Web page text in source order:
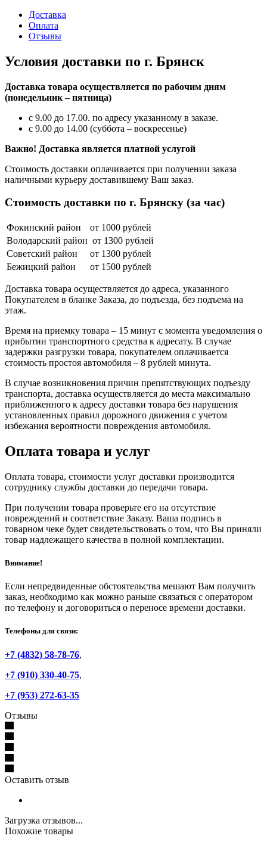
Доставка
Оплата
Отзывы
Условия доставки по г. Брянск
Доставка товара осуществляется по рабочим дням
(понедельник – пятница)
с 9.00 до 17.00. по адресу указанному в заказе.
с 9.00 до 14.00 (суббота – воскресенье)
Важно! Доставка является платной услугой
Стоимость доставки оплачивается при получении заказа
наличными курьеру доставившему Ваш заказ.
Стоимость доставки по г. Брянску (за час)
Фокинский район
от 1000 рублей
Володарский район от 1300 рублей
Советский район
от 1300 рублей
Бежицкий район
от 1500 рублей
Доставка товара осуществляется до адреса, указанного
Покупателем в бланке Заказа, до подъезда, без подъема на
этаж.
Время на приемку товара – 15 минут с момента уведомления о
прибытии транспортного средства к адресату. В случае
задержки разгрузки товара, покупателем оплачивается
стоимость простоя автомобиля – 8 рублей минута.
В случае возникновения причин препятствующих подъезду
транспорта, доставка осуществляется до места максимально
приближенного к адресу доставки товара без нарушения
установленных правил дорожного движения с учетом
избежания вероятности повреждения автомобиля.
Оплата товара и услуг
Оплата товара, стоимости услуг доставки производится
сотруднику службы доставки до передачи товара.
При получении товара проверьте его на отсутствие
повреждений и соответствие Заказу. Ваша подпись в
товарном чеке будет свидетельствовать о том, что Вы приняли
товар надлежащего качества в полной комплектации.
Внимание!
Если непредвиденные обстоятельства мешают Вам получить
заказ, необходимо как можно раньше связаться с оператором
по телефону и договориться о переносе времени доставки.
Телефоны для связи:
+7 (4832) 58-78-76,
+7 (910) 330-40-75,
+7 (953) 272-63-35
Отзывы
Оставить отзыв
Загрузка отзывов...
Похожие товары